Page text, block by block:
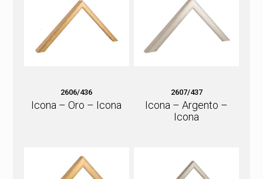
2606/436
Icona – Oro – Icona
2607/437
Icona – Argento –
Icona